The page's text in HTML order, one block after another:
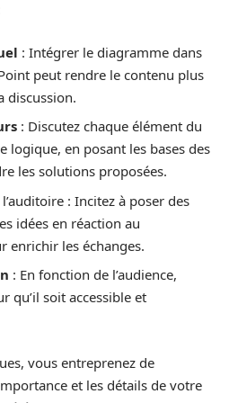
: Intégrer le diagramme dans
peut rendre le contenu plus
discussion.
: Discutez chaque élément du
logique, en posant les bases des
les solutions proposées.
: Incitez à poser des
idées en réaction au
enrichir les échanges.
: En fonction de l’audience,
qu’il soit accessible et
vous entreprenez de
et les détails de votre